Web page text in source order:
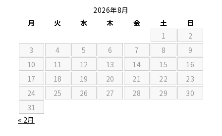
2026年8月
月
火 水 木 金 土
日
1
2
3
4 5 6 7 8
9
10
11 12 13 14 15
16
17
18 19 20 21 22
23
24
25 26 27 28 29
30
31
« 2月